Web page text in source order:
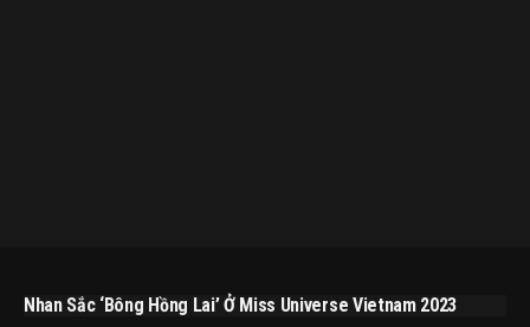
Nhan Sắc ‘bông Hồng Lai’ Ở Miss Universe Vietnam 2023